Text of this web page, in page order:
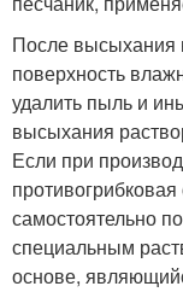
После высыхания
поверхность
удалить пыль и
высыхания
Если при
самостоятельно
специальным
основе,